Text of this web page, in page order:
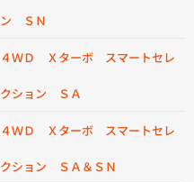
ン ＳＮ
４ＷＤ Ｘターボ スマートセレ
クション ＳＡ
４ＷＤ Ｘターボ スマートセレ
クション ＳＡ＆ＳＮ